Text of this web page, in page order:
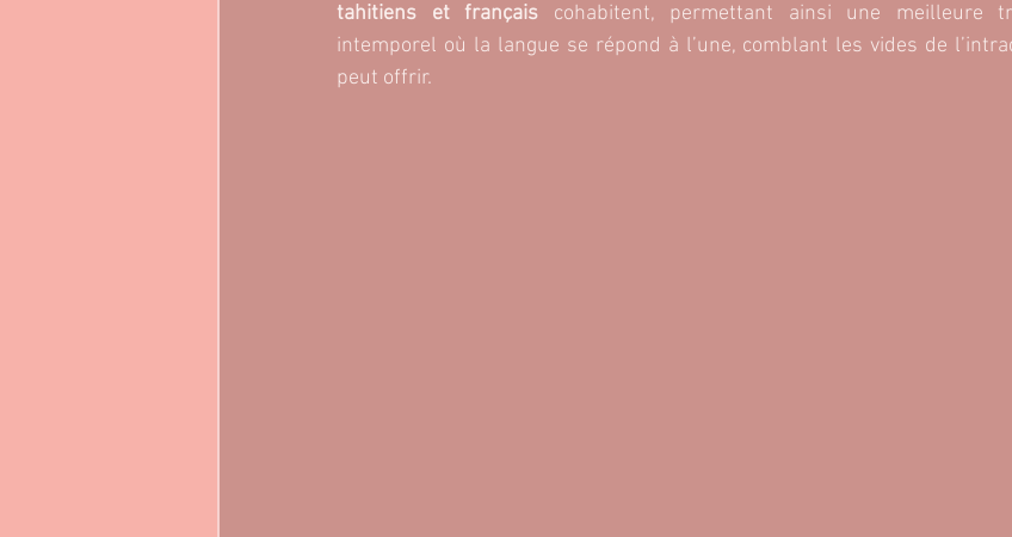
tahitiens et français cohabitent, permettant ainsi une meilleure
intemporel où la langue se répond à l’une, comblant les vides de
peut offrir.